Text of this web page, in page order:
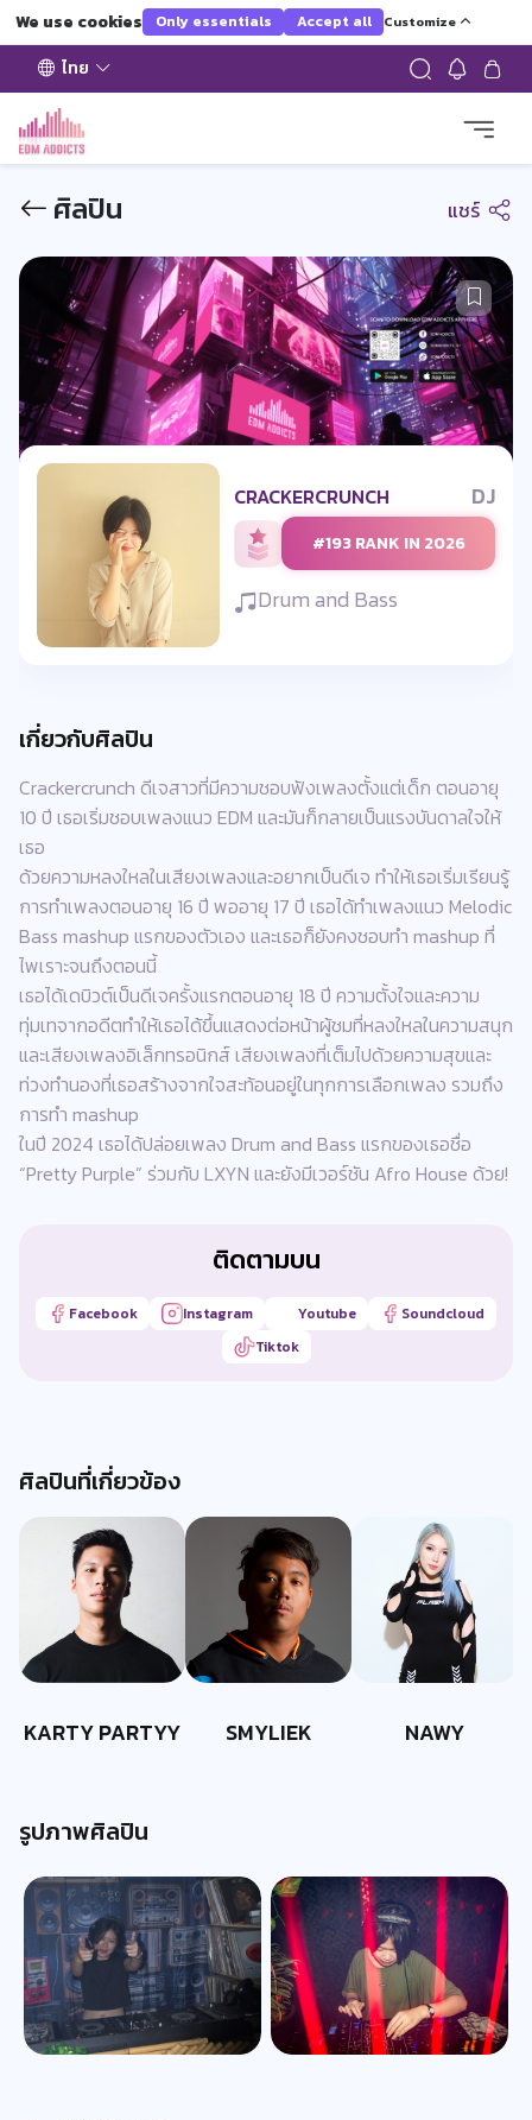
We use cookies Only essentials Accept all Customize
ไทย
ศิลปิน แชร์
CRACKERCRUNCH DJ
#193 RANK IN 2026
Drum and Bass
เกี่ยวกับศิลปิน
Crackercrunch ดีเจสาวที่มีความชอบฟังเพลงตั้งแต่เด็ก ตอนอายุ
10 ปี เธอเริ่มชอบเพลงแนว EDM และมันก็กลายเป็นแรงบันดาลใจให้
เธอ
ด้วยความหลงใหลในเสียงเพลงและอยากเป็นดีเจ ทำให้เธอเริ่มเรียนรู้
การทำเพลงตอนอายุ 16 ปี พออายุ 17 ปี เธอได้ทำเพลงแนว Melodic
Bass mashup แรกของตัวเอง และเธอก็ยังคงชอบทำ mashup ที่
ไพเราะจนถึงตอนนี้
เธอได้เดบิวต์เป็นดีเจครั้งแรกตอนอายุ 18 ปี ความตั้งใจและความ
ทุ่มเทจากอดีตทำให้เธอได้ขึ้นแสดงต่อหน้าผู้ชมที่หลงใหลในความสนุก
และเสียงเพลงอิเล็กทรอนิกส์ เสียงเพลงที่เต็มไปด้วยความสุขและ
ท่วงทำนองที่เธอสร้างจากใจสะท้อนอยู่ในทุกการเลือกเพลง รวมถึง
การทำ mashup
ในปี 2024 เธอได้ปล่อยเพลง Drum and Bass แรกของเธอชื่อ
“Pretty Purple” ร่วมกับ LXYN และยังมีเวอร์ชัน Afro House ด้วย!
ติดตามบน
Facebook Instagram Youtube
Soundcloud
Tiktok
ศิลปินที่เกี่ยวข้อง
KARTY PARTYY SMYLIEK NAWY
รูปภาพศิลปิน